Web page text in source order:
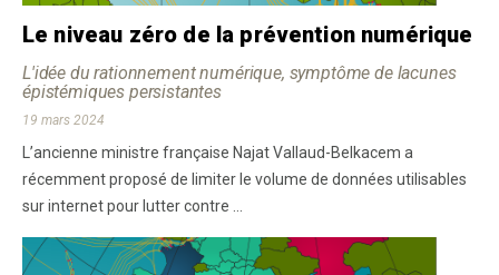
Le niveau zéro de la prévention numérique
L'idée du rationnement numérique, symptôme de lacunes
épistémiques persistantes
19 mars 2024
L’ancienne ministre française Najat Vallaud-Belkacem a
récemment proposé de limiter le volume de données utilisables
sur internet pour lutter contre ...